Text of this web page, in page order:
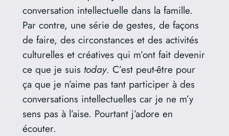
conversation intellectuelle dans la famille.
Par contre, une série de gestes, de façons
de faire, des circonstances et des activités
culturelles et créatives qui m’ont fait devenir
ce que je suis today. C’est peut-être pour
ça que je n’aime pas tant participer à des
conversations intellectuelles car je ne m’y
sens pas à l’aise. Pourtant j’adore en
écouter.